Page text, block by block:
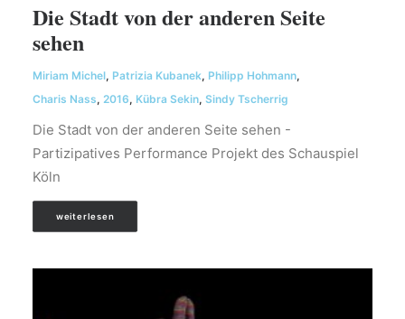
Die Stadt von der anderen Seite
sehen
Miriam Michel, Patrizia Kubanek, Philipp Hohmann,
Charis Nass, 2016, Kübra Sekin, Sindy Tscherrig
Die Stadt von der anderen Seite sehen -
Partizipatives Performance Projekt des Schauspiel
Köln
weiterlesen